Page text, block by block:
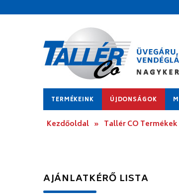
TERMÉKEINK ÚJDONSÁGOK
Kezdőoldal » Tallér CO Termékek
AJÁNLATKÉRŐ LISTA